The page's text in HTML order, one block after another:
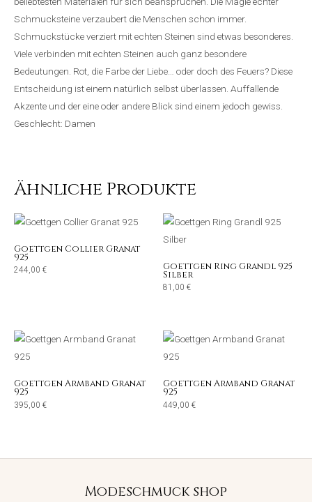
Schmucksteine verzaubert die Menschen schon immer.
Schmuckstücke verziert mit echten Steinen sind etwas besonderes.
Viele verbinden mit echten Steinen auch ganz besondere
Bedeutungen. Rot, die Farbe der Liebe… oder doch des Feuers? Diese
Entscheidung ist einem natürlich selbst überlassen. Auffallende
Akzente und der eine oder andere Blick sind einem jedoch gewiss.
Geschlecht: Damen
Ähnliche Produkte
Goettgen Collier Granat
925
244,00 € Goettgen Ring Grandl 925
Silber
81,00 €
Goettgen Armband Granat
925
395,00 €
Goettgen Armband Granat
925
449,00 €
Modeschmuck shop